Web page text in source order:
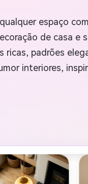
espaço
de casa e
ricas, padrões
interiores,